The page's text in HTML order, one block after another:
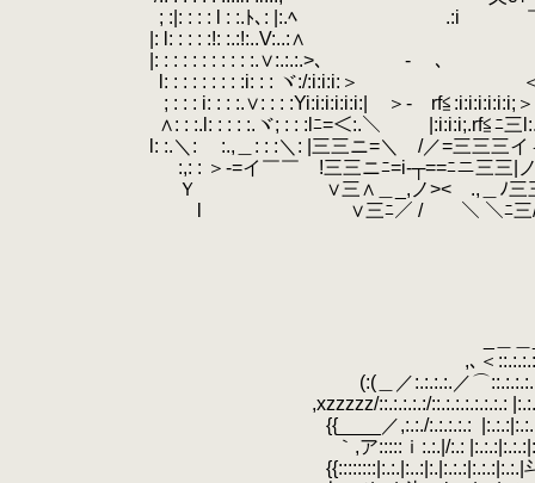
; :|: : : : l : :.ﾄ､: |:.ﾍ .:i ￣ /´:.:.:.:.:l: :
|: l: : : : :!: :.:!:..V:..:∧ /:.:.:.:.:.:./
|: : : : : : : : : : :.∨:.:.:.>､ - ､ ,.ｲ:.:.:.:.:.:./: : :
l: : : : : : : : :i: : : ヾ:/:i:i:i:＞ ＜
; : : : i: : : :.∨: : : :Yi:i:i:i:i:i:| ＞- rf≦:i:i:i:i:i:i;＞:.:.:./
∧: : :.l: : : : :.ヾ; : : :lﾆ=＜:.＼ |:i:i:i;.rf≦ﾆ三l:./:/: :
l: :.＼: ゞ:.,＿: : :＼: |三三ニ=＼ /／=三三三イィ: :
ゞ:,: : ＞-=イ￣￣ゞ!三三ニﾆ=i‐┬==ﾆニ三三|ノ
Ｙ ∨三∧＿_,ノ><ゝ.,＿ﾉ
l ∨三ﾆ／ / ＼ ＼
,､＜::.:.:.:.:.:.:.:.:ミ
(:(＿／:.:.:.:.／⌒::.:.:.:.:.:.:.:.:.:ヽ
,xzzzzz/::.:.:.:.:/::.:.:.:.:.:.:.: |:.:.:∨::‐‐ﾏ
{{____／,:.:./:.:.:.:.:
｀,ア:::::ｉ:.:.|/:.:
{{::::::::|:.:.|:..:|:.|:.:.:|:.:.:|:.:.|斗-